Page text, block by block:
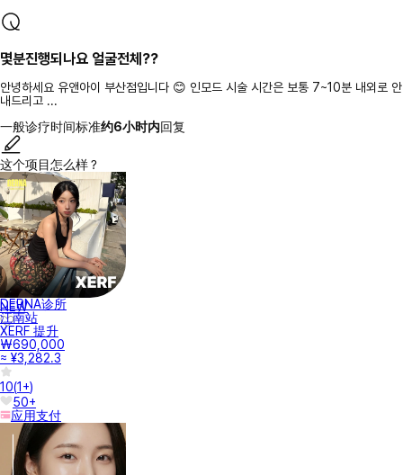
몇분진행되나요 얼굴전체??
안녕하세요 유앤아이 부산점입니다 😊 인모드 시술 시간은 보통 7~10분 내외로 안
내드리고 ...
一般诊疗时间标准约6小时内回复
这个项目怎么样？
NEW
DERNA诊所
江南站
XERF 提升
₩690,000
≈ ¥3,282.3
10(1+)
50+
应用支付